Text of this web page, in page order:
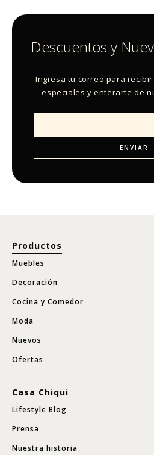
Descuentos y
Ingresa tu correo para
especiales y enterarte de
Productos
Muebles
Decoración
Cocina y Comedor
Moda
Nuevos
Ofertas
Casa Chiqui
Lifestyle Blog
Prensa
Nuestra historia